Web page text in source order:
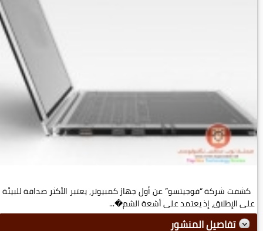
كشفت شركة “فوجيتسو” عن أول جهاز كمبيوتر, يعتبر الأكثر صداقة للبيئة
على الإطلاق، إذ يعتمد على أشعة الشم�...
تفاصيل المنشور